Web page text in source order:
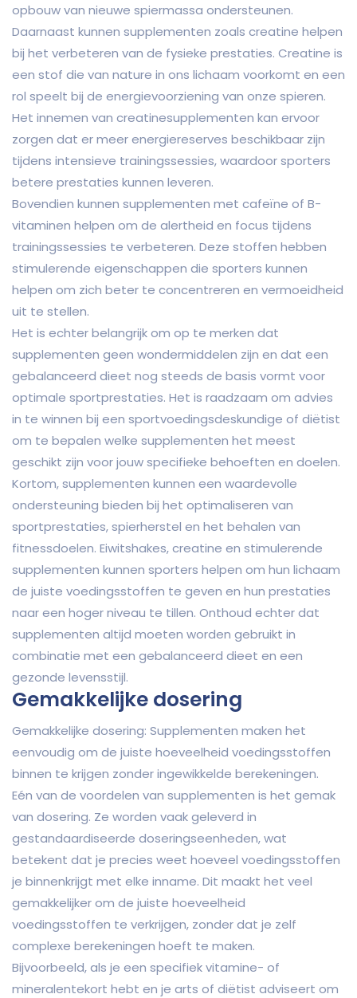
opbouw van nieuwe spiermassa ondersteunen.
Daarnaast kunnen supplementen zoals creatine helpen
bij het verbeteren van de fysieke prestaties. Creatine is
een stof die van nature in ons lichaam voorkomt en een
rol speelt bij de energievoorziening van onze spieren.
Het innemen van creatinesupplementen kan ervoor
zorgen dat er meer energiereserves beschikbaar zijn
tijdens intensieve trainingssessies, waardoor sporters
betere prestaties kunnen leveren.
Bovendien kunnen supplementen met cafeïne of B-
vitaminen helpen om de alertheid en focus tijdens
trainingssessies te verbeteren. Deze stoffen hebben
stimulerende eigenschappen die sporters kunnen
helpen om zich beter te concentreren en vermoeidheid
uit te stellen.
Het is echter belangrijk om op te merken dat
supplementen geen wondermiddelen zijn en dat een
gebalanceerd dieet nog steeds de basis vormt voor
optimale sportprestaties. Het is raadzaam om advies
in te winnen bij een sportvoedingsdeskundige of diëtist
om te bepalen welke supplementen het meest
geschikt zijn voor jouw specifieke behoeften en doelen.
Kortom, supplementen kunnen een waardevolle
ondersteuning bieden bij het optimaliseren van
sportprestaties, spierherstel en het behalen van
fitnessdoelen. Eiwitshakes, creatine en stimulerende
supplementen kunnen sporters helpen om hun lichaam
de juiste voedingsstoffen te geven en hun prestaties
naar een hoger niveau te tillen. Onthoud echter dat
supplementen altijd moeten worden gebruikt in
combinatie met een gebalanceerd dieet en een
gezonde levensstijl.
Gemakkelijke dosering
Gemakkelijke dosering: Supplementen maken het
eenvoudig om de juiste hoeveelheid voedingsstoffen
binnen te krijgen zonder ingewikkelde berekeningen.
Eén van de voordelen van supplementen is het gemak
van dosering. Ze worden vaak geleverd in
gestandaardiseerde doseringseenheden, wat
betekent dat je precies weet hoeveel voedingsstoffen
je binnenkrijgt met elke inname. Dit maakt het veel
gemakkelijker om de juiste hoeveelheid
voedingsstoffen te verkrijgen, zonder dat je zelf
complexe berekeningen hoeft te maken.
Bijvoorbeeld, als je een specifiek vitamine- of
mineralentekort hebt en je arts of diëtist adviseert om